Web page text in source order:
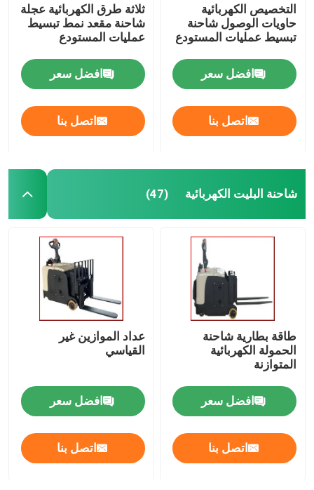
التخصيص الكهربائية
حاويات الوصول شاحنة
تبسيط عمليات المستودع
افضل سعر
اتصل بنا
ثلاثة طرق الكهربائية عجلة
شاحنة مقعد نمط تبسيط
عمليات المستودع
افضل سعر
اتصل بنا
شاحنة البليت الكهربائية (47)
طاقة بطارية شاحنة
الحمولة الكهربائية
المتوازنة
افضل سعر
اتصل بنا
عداد الموازين غير
القياسي
افضل سعر
اتصل بنا